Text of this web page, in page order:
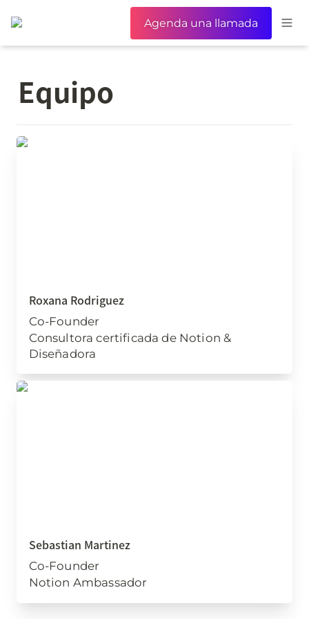
Agenda una llamada
Equipo
Roxana Rodriguez
Roxana Rodriguez
Co-Founder
Consultora certificada de Notion &
Diseñadora
Sebastian Martinez
Sebastian Martinez
Co-Founder
Notion Ambassador